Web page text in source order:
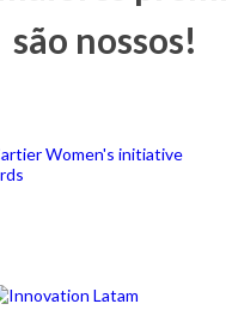
são nossos!